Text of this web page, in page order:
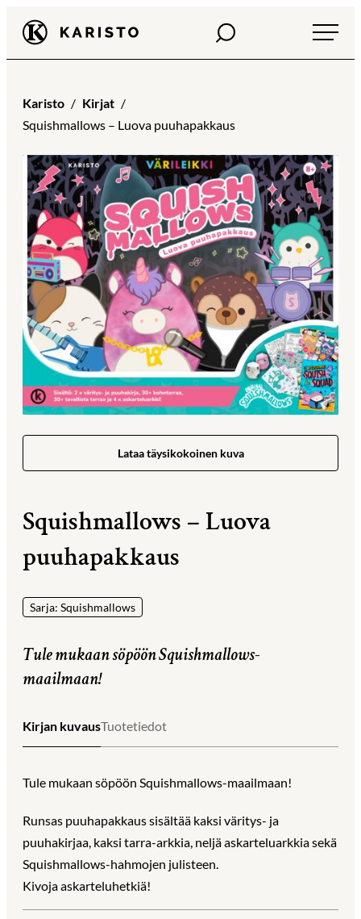
Siirry
suoraan
sisältöön
Karisto Haku
Karisto
Kirjat
Squishmallows – Luova puuhapakkaus
Lataa täysikokoinen kuva
Squishmallows – Luova
puuhapakkaus
Sarja: Squishmallows
Tule mukaan söpöön Squishmallows-
maailmaan!
Kirjan kuvausTuotetiedot
Tule mukaan söpöön Squishmallows-maailmaan!
Runsas puuhapakkaus sisältää kaksi väritys- ja
puuhakirjaa, kaksi tarra-arkkia, neljä askarteluarkkia sekä
Squishmallows-hahmojen julisteen.
Kivoja askarteluhetkiä!